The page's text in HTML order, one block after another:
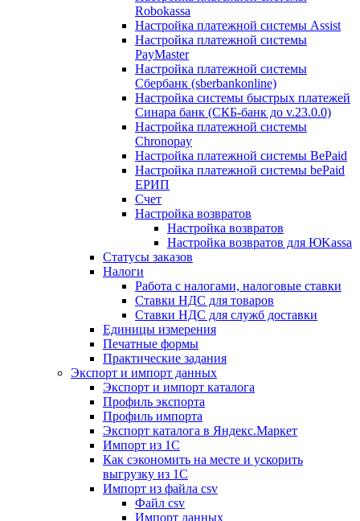
Robokassa
Настройка платежной системы Assist
Настройка платежной системы
PayMaster
Настройка платежной системы
Сбербанк (sberbankonline)
Настройка системы быстрых платежей
Синара банк (СКБ-банк до v.23.0.0)
Настройка платежной системы
Chronopay
Настройка платежной системы BePaid
Настройка платежной системы bePaid
ЕРИП
Счет
Настройка возвратов
Настройка возвратов
Настройка возвратов для ЮKassa
Статусы заказов
Налоги
Работа с налогами, налоговые ставки
Ставки НДС для товаров
Ставки НДС для служб доставки
Единицы измерения
Печатные формы
Практические задания
Экспорт и импорт данных
Экспорт и импорт каталога
Профиль экспорта
Профиль импорта
Экспорт каталога в Яндекс.Маркет
Импорт из 1С
Как сэкономить на месте и ускорить
выгрузку из 1С
Импорт из файла csv
Файл csv
Импорт данных